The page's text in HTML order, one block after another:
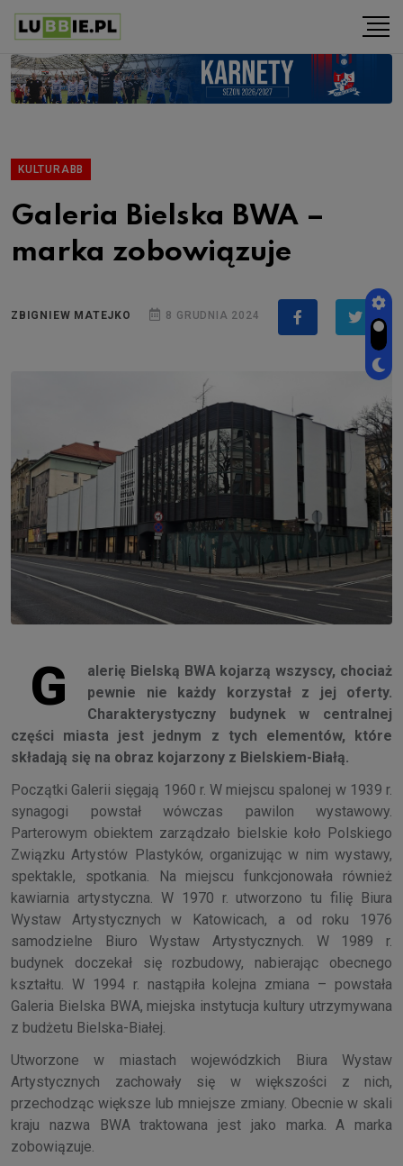
KULTURABB
Galeria Bielska BWA –
marka zobowiązuje
ZBIGNIEW MATEJKO 8 GRUDNIA 2024
G
alerię Bielską BWA kojarzą wszyscy, chociaż
pewnie nie każdy korzystał z jej oferty.
Charakterystyczny budynek w centralnej
części miasta jest jednym z tych elementów, które
składają się na obraz kojarzony z Bielskiem-Białą.
Początki Galerii sięgają 1960 r. W miejscu spalonej w 1939 r.
synagogi powstał wówczas pawilon wystawowy.
Parterowym obiektem zarządzało bielskie koło Polskiego
Związku Artystów Plastyków, organizując w nim wystawy,
spektakle, spotkania. Na miejscu funkcjonowała również
kawiarnia artystyczna. W 1970 r. utworzono tu filię Biura
Wystaw Artystycznych w Katowicach, a od roku 1976
samodzielne Biuro Wystaw Artystycznych. W 1989 r.
budynek doczekał się rozbudowy, nabierając obecnego
kształtu. W 1994 r. nastąpiła kolejna zmiana – powstała
Galeria Bielska BWA, miejska instytucja kultury utrzymywana
z budżetu Bielska-Białej.
Utworzone w miastach wojewódzkich Biura Wystaw
Artystycznych zachowały się w większości z nich,
przechodząc większe lub mniejsze zmiany. Obecnie w skali
kraju nazwa BWA traktowana jest jako marka. A marka
zobowiązuje.